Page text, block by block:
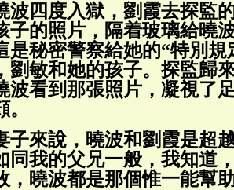
波四度入獄，劉霞去探監
子的照片，隔着玻璃給曉
是秘密警察給她的“特別規
劉敏和她的孩子。探監歸
波看到那張照片，凝視了
子來說，曉波和劉霞是超
同我的父兄一般，我知道
，曉波都是那個惟一能幫